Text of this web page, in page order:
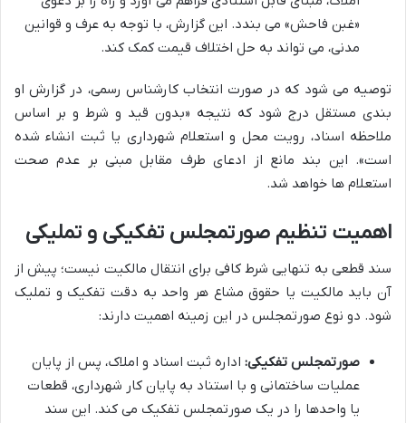
«غبن فاحش» می بندد. این گزارش، با توجه به عرف و قوانین
مدنی، می تواند به حل اختلاف قیمت کمک کند.
توصیه می شود که در صورت انتخاب کارشناس رسمی، در گزارش او
بندی مستقل درج شود که نتیجه «بدون قید و شرط و بر اساس
ملاحظه اسناد، رویت محل و استعلام شهرداری یا ثبت انشاء شده
است». این بند مانع از ادعای طرف مقابل مبنی بر عدم صحت
استعلام ها خواهد شد.
اهمیت تنظیم صورتمجلس تفکیکی و تملیکی
سند قطعی به تنهایی شرط کافی برای انتقال مالکیت نیست؛ پیش از
آن باید مالکیت یا حقوق مشاع هر واحد به دقت تفکیک و تملیک
شود. دو نوع صورتمجلس در این زمینه اهمیت دارند:
صورتمجلس تفکیکی: اداره ثبت اسناد و املاک، پس از پایان
عملیات ساختمانی و با استناد به پایان کار شهرداری، قطعات
یا واحدها را در یک صورتمجلس تفکیک می کند. این سند